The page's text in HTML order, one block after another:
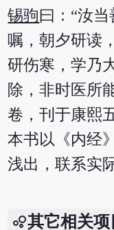
锡驹曰：“汝
嘱，朝夕研读
研伤寒，学乃
除，非时医所
卷，刊于康熙
本书以《内经
浅出，联系实
其它相关项